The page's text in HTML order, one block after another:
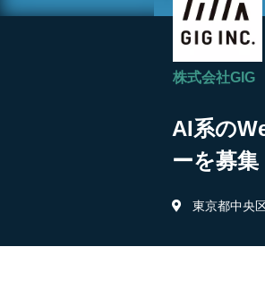
株式会社GIG
AI系の
ーを募
東京都中央